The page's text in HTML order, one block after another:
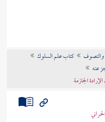
والتصوف
كتاب علم السلوك
عنه
الجازمة